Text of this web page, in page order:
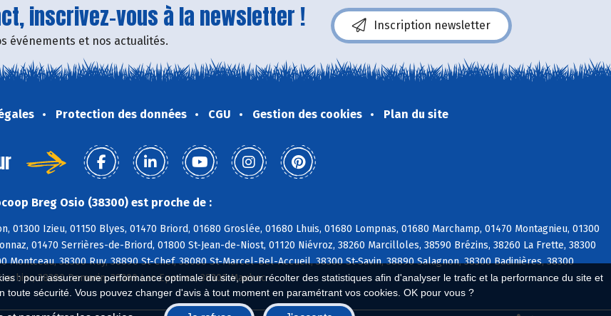
: pour assurer une performance optimale du site, pour récolter des statistiques afin d'analyser le trafic et la performance du site et
toute sécurité. Vous pouvez changer d'avis à tout moment en paramétrant vos cookies. OK pour vous ?
inscrivez-vous à la newsletter !
événements et nos actualités.
Inscription newsletter
Protection des données CGU Gestion des cookies Plan du site
Breg Osio (38300) est proche de :
01300 Izieu, 01150 Blyes, 01470 Briord, 01680 Groslée, 01680 Lhuis, 01680 Lompnas, 01680 Marchamp, 01470 Montagnieu, 01300
01470 Serrières-de-Briord, 01800 St-Jean-de-Niost, 01120 Niévroz, 38260 Marcilloles, 38590 Brézins, 38260 La Frette, 38300
Montceau, 38300 Ruy, 38890 St-Chef, 38080 St-Marcel-Bel-Accueil, 38300 St-Savin, 38890 Salagnon, 38300 Badinières, 38300
38300 Domarin, 38300 Les Eparres, 38300 Maubec